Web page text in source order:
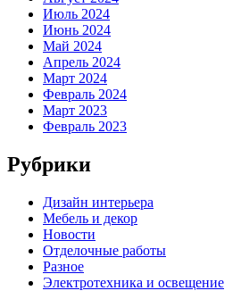
Июль 2024
Июнь 2024
Май 2024
Апрель 2024
Март 2024
Февраль 2024
Март 2023
Февраль 2023
Рубрики
Дизайн интерьера
Мебель и декор
Новости
Отделочные работы
Разное
Электротехника и освещение